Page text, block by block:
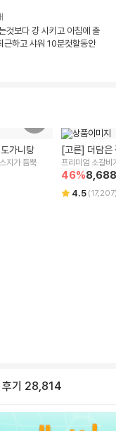
시키는지
건강하고
척👍
요
음식들
것보다 걍 시키고 아침에 출
근하고 샤워 10분컷할동안
가니탕
지가 듬뿍
[고른] 더담은
프리미엄 소갈비
46%8,688
4.5 (17,207
후기 28,814